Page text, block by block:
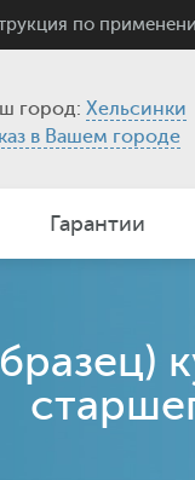
по
город: Хельсинки
в Вашем городе
Гарантии